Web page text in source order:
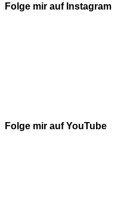
Folge mir auf Instagram
Folge mir auf YouTube